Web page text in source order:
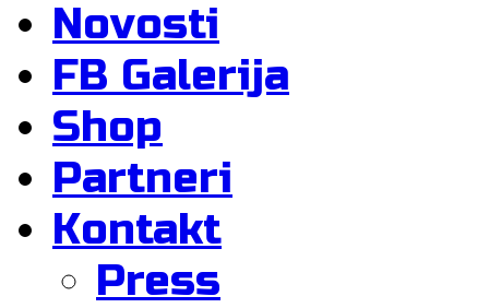
Novosti
FB Galerija
Shop
Partneri
Kontakt
Press